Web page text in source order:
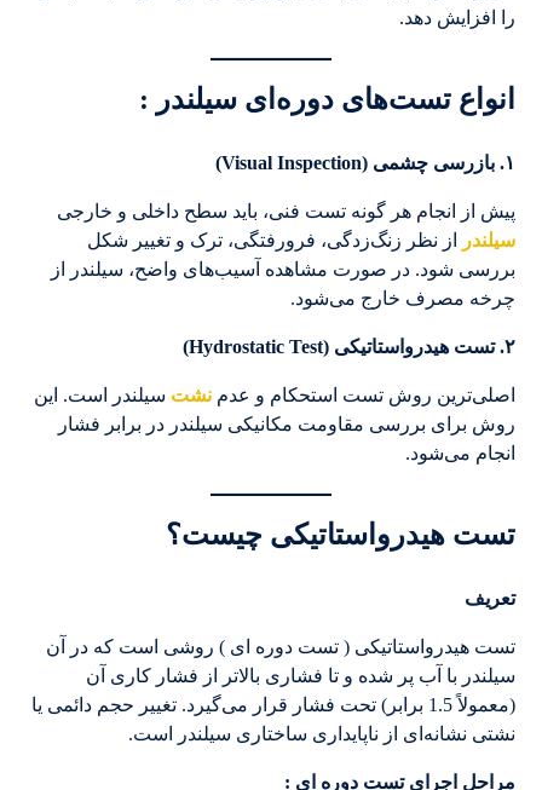
را افزایش دهد.
انواع تست‌های دوره‌ای سیلندر :
۱.بازرسی چشمی (Visual Inspection)
پیش از انجام هر گونه تست فنی، باید سطح داخلی و خارجی
سیلندر
از نظر زنگ‌زدگی، فرورفتگی، ترک و تغییر شکل
بررسی شود. در صورت مشاهده آسیب‌های واضح، سیلندر از
چرخه مصرف خارج می‌شود.
۲.تست هیدرواستاتیکی (Hydrostatic Test)
اصلی‌ترین روش تست استحکام و عدمنشت سیلندر است. این
روش برای بررسی مقاومت مکانیکی سیلندر در برابر فشار
انجام می‌شود.
تست هیدرواستاتیکی چیست؟
تعریف
تست هیدرواستاتیکی ( تست دوره ای ) روشی است که در آن
سیلندر با آب پر شده و تا فشاری بالاتر از فشار کاری آن
(معمولاً 1.5 برابر) تحت فشار قرار می‌گیرد. تغییر حجم دائمی یا
نشتی نشانه‌ای از ناپایداری ساختاری سیلندر است.
مراحل اجرای تست دوره ای :